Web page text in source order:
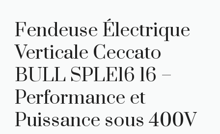
Fendeuse Électrique
Verticale Ceccato
BULL SPLE16 16 –
Performance et
Puissance sous 400V